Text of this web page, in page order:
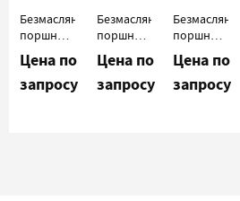
Безмасляный
поршневой
Esam
K100
Цена по
запросу
Безмасляный
поршневой
Esam
K200
Цена по
запросу
Безмасляный
поршневой
Esam
K310
Цена по
запросу